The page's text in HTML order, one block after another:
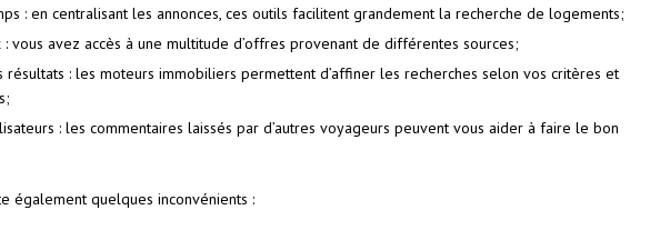
: en centralisant les annonces, ces outils facilitent grandement la recherche de logements;
: vous avez accès à une multitude d’offres provenant de différentes sources;
résultats : les moteurs immobiliers permettent d’affiner les recherches selon vos critères et
: les commentaires laissés par d’autres voyageurs peuvent vous aider à faire le bon
également quelques inconvénients :